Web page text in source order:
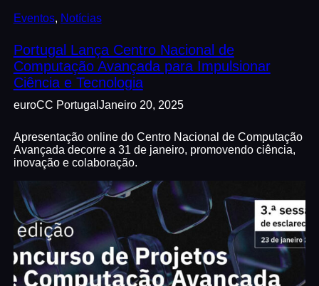
Eventos, Notícias
Portugal Lança Centro Nacional de
Computação Avançada para Impulsionar
Ciência e Tecnologia
euroCC Portugal Janeiro 20, 2025
Apresentação online do Centro Nacional de Computação
Avançada decorre a 31 de janeiro, promovendo ciência,
inovação e colaboração.